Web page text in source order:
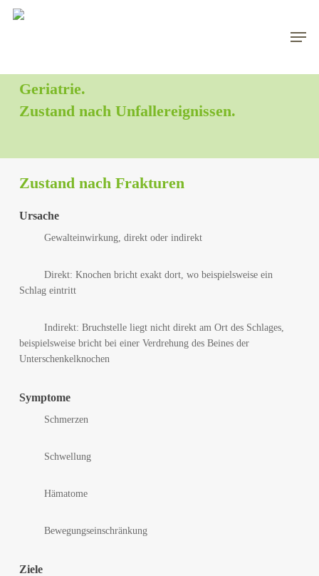
Skip
Menu
Geriatrie.
Zustand nach Unfallereignissen.
Zustand nach Frakturen
Ursache
Gewalteinwirkung, direkt oder indirekt
Direkt: Knochen bricht exakt dort, wo beispielsweise ein
Schlag eintritt
Indirekt: Bruchstelle liegt nicht direkt am Ort des Schlages,
beispielsweise bricht bei einer Verdrehung des Beines der
Unterschenkelknochen
Symptome
Schmerzen
Schwellung
Hämatome
Bewegungseinschränkung
Ziele